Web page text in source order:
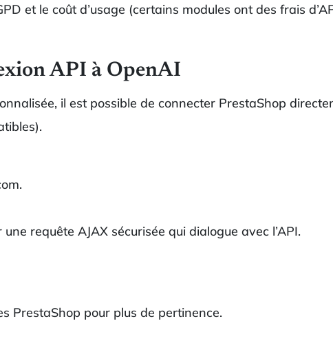
et le coût d’usage (certains modules ont des frais
API à OpenAI
il est possible de connecter PrestaShop
requête AJAX sécurisée qui dialogue avec l’API.
PrestaShop pour plus de pertinence.